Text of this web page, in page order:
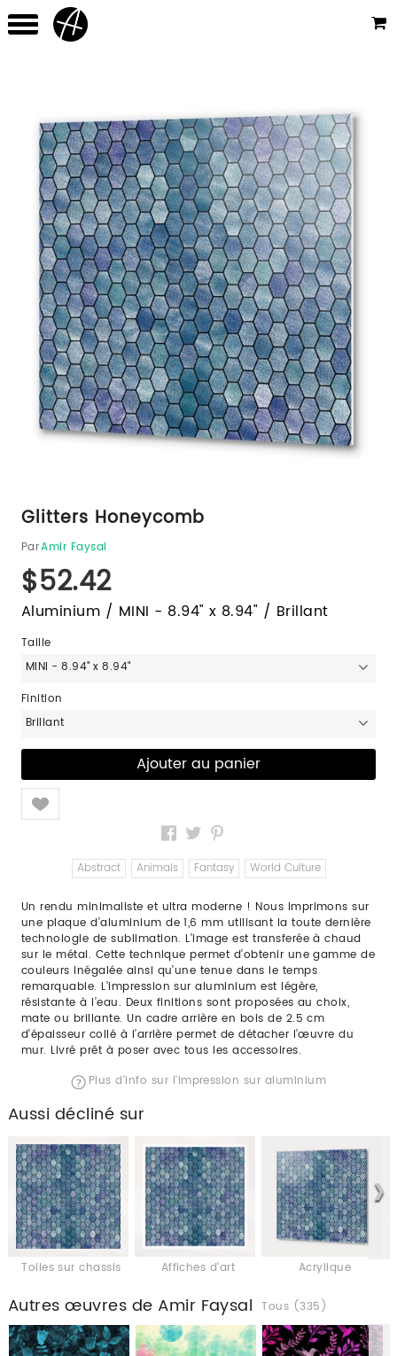
Glitters Honeycomb
ParAmir Faysal
$52.42
Aluminium / MINI - 8.94" x 8.94" / Brillant
Taille
MINI - 8.94" x 8.94"
Finition
Brillant
Like
Abstract Animals Fantasy World Culture
Un rendu minimaliste et ultra moderne ! Nous imprimons sur
une plaque d’aluminium de 1,6 mm utilisant la toute dernière
technologie de sublimation. L’image est transferée à chaud
sur le métal. Cette technique permet d’obtenir une gamme de
couleurs inégalée ainsi qu’une tenue dans le temps
remarquable. L’impression sur aluminium est légère,
résistante à l’eau. Deux finitions sont proposées au choix,
mate ou brillante. Un cadre arrière en bois de 2.5 cm
d’épaisseur collé à l’arrière permet de détacher l’œuvre du
mur. Livré prêt à poser avec tous les accessoires.
Plus d'info sur l'impression sur aluminium
Aussi décliné sur
Toiles sur chassis Affiches d'art Acrylique
Autres œuvres de Amir Faysal Tous (335)